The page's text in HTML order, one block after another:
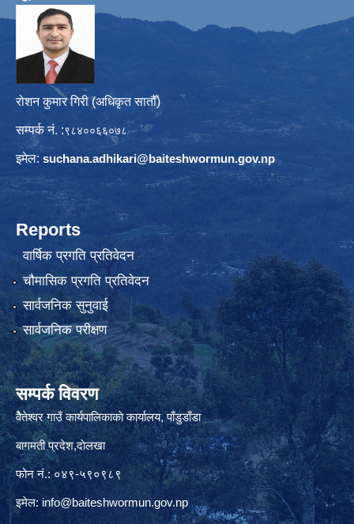
रोशन कुमार गिरी (अधिकृत सातौँ)
सम्पर्क नं. :९८४००६६०७८
इमेल: suchana.adhikari@baiteshwormun.gov.np
Reports
वार्षिक प्रगति प्रतिवेदन
चौमासिक प्रगति प्रतिवेदन
सार्वजनिक सुनुवाई
सार्वजनिक परीक्षण
सम्पर्क विवरण
वैेतेश्वर गाउँ कार्यपालिकाकाे कार्यालय, पाँडुडाँडा
बागमती‌ प्रदेश,दाेलखा
फोन नं.: ०४९-५९०९८९
इमेल: info@baiteshwormun.gov.np